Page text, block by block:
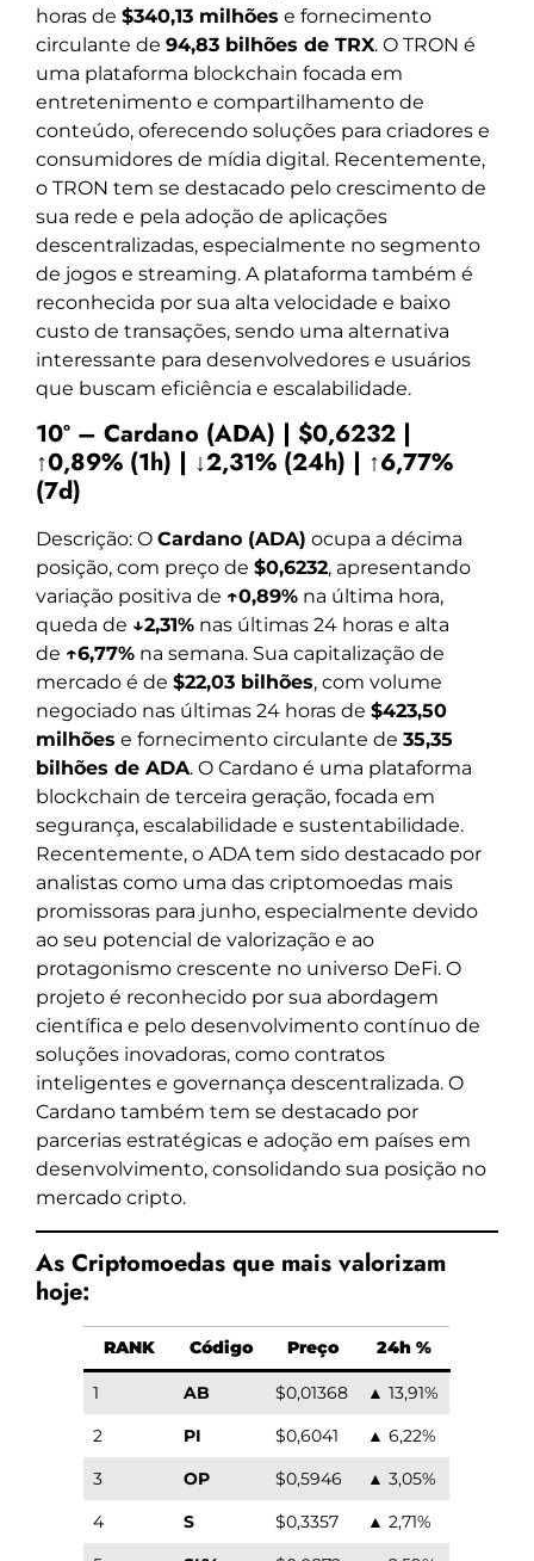
horas de $340,13 milhões e fornecimento
circulante de 94,83 bilhões de TRX. O TRON é
uma plataforma blockchain focada em
entretenimento e compartilhamento de
conteúdo, oferecendo soluções para criadores e
consumidores de mídia digital. Recentemente,
o TRON tem se destacado pelo crescimento de
sua rede e pela adoção de aplicações
descentralizadas, especialmente no segmento
de jogos e streaming. A plataforma também é
reconhecida por sua alta velocidade e baixo
custo de transações, sendo uma alternativa
interessante para desenvolvedores e usuários
que buscam eficiência e escalabilidade.
10º – Cardano (ADA) | $0,6232 |
↑0,89% (1h) | ↓2,31% (24h) | ↑6,77%
(7d)
Descrição: O Cardano (ADA) ocupa a décima
posição, com preço de $0,6232, apresentando
variação positiva de ↑0,89% na última hora,
queda de ↓2,31% nas últimas 24 horas e alta
de ↑6,77% na semana. Sua capitalização de
mercado é de $22,03 bilhões, com volume
negociado nas últimas 24 horas de $423,50
milhões e fornecimento circulante de 35,35
bilhões de ADA. O Cardano é uma plataforma
blockchain de terceira geração, focada em
segurança, escalabilidade e sustentabilidade.
Recentemente, o ADA tem sido destacado por
analistas como uma das criptomoedas mais
promissoras para junho, especialmente devido
ao seu potencial de valorização e ao
protagonismo crescente no universo DeFi. O
projeto é reconhecido por sua abordagem
científica e pelo desenvolvimento contínuo de
soluções inovadoras, como contratos
inteligentes e governança descentralizada. O
Cardano também tem se destacado por
parcerias estratégicas e adoção em países em
desenvolvimento, consolidando sua posição no
mercado cripto.
As Criptomoedas que mais valorizam
hoje:
RANK Código Preço 24h %
1 AB $0,01368
▲ 13,91%
2
PI $0,6041
▲ 6,22%
3
OP $0,5946
▲ 3,05%
4
S $0,3357
▲ 2,71%